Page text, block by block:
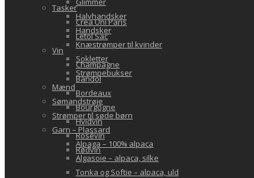
Tasker
Crea Uni Paris
Letol Sac
Vin
Champagne
Bandol
Bordeaux
Bourgogne
Hvidvin
Rosévin
Rødvin
Halvhandsker
Handsker
Knæstrømper til kvinder
Sokletter
Strømpebukser
Mænd
Sømandstrøje
Strømper til søde børn
Garn – Plassard
Alpaga – 100% alpaca
Algasoie – alpaca, silke
Tonka og Softie – alpaca, uld